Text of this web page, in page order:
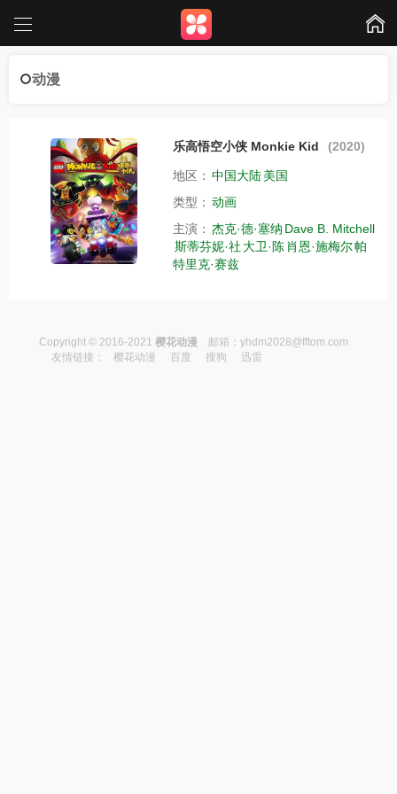
动漫
乐高悟空小侠 Monkie Kid (2020)
地区： 中国大陆美国
类型： 动画
主演： 杰克·德·塞纳 Dave B. Mitchell
斯蒂芬妮·社 大卫·陈肖恩·施梅尔帕
特里克·赛兹
Copyright © 2016-2021 樱花动漫 邮箱： yhdm2028@fftom.com
友情链接：
樱花动漫 百度 搜狗 迅雷